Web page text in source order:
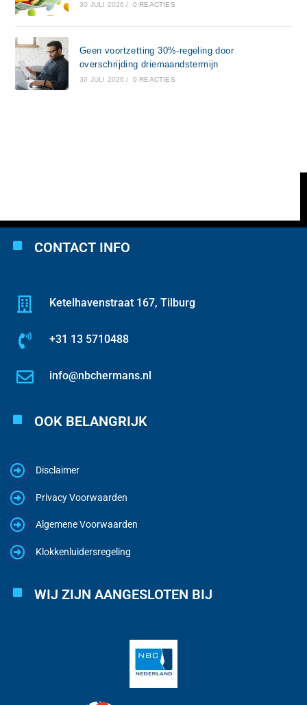
30 JULI 2026 / 0 REACTIES
Geen voortzetting 30%-regeling door
overschrijding driemaandstermijn
30 JULI 2026 / 0 REACTIES
CONTACT INFO
Ketelhavenstraat 167, Tilburg
+31 13 5710488
info@nbchermans.nl
OOK BELANGRIJK
Disclaimer
Privacy Voorwaarden
Algemene Voorwaarden
Klokkenluidersregeling
WIJ ZIJN AANGESLOTEN BIJ